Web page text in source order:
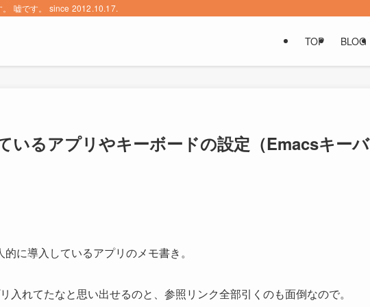
。 嘘です。 since 2012.10.17.
TOP BLOG
いるアプリやキーボードの設定（Emacsキーバ
に導入しているアプリのメモ書き。
入れてたなと思い出せるのと、参照リンク全部引くのも面倒なので。